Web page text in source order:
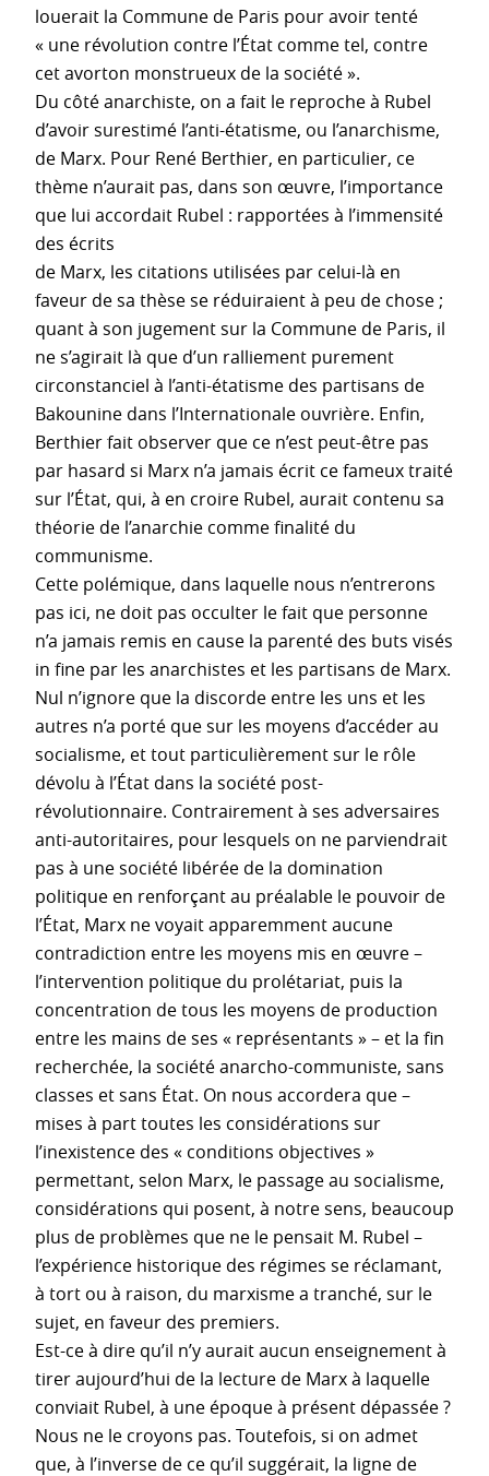
louerait la Commune de Paris pour avoir tenté
« une révolution contre l’État comme tel, contre
cet avorton monstrueux de la société ».
Du côté anarchiste, on a fait le reproche à Rubel
d’avoir surestimé l’anti-étatisme, ou l’anarchisme,
de Marx. Pour René Berthier, en particulier, ce
thème n’aurait pas, dans son œuvre, l’importance
que lui accordait Rubel : rapportées à l’immensité
des écrits
de Marx, les citations utilisées par celui-là en
faveur de sa thèse se réduiraient à peu de chose ;
quant à son jugement sur la Commune de Paris, il
ne s’agirait là que d’un ralliement purement
circonstanciel à l’anti-étatisme des partisans de
Bakounine dans l’Internationale ouvrière. Enfin,
Berthier fait observer que ce n’est peut-être pas
par hasard si Marx n’a jamais écrit ce fameux traité
sur l’État, qui, à en croire Rubel, aurait contenu sa
théorie de l’anarchie comme finalité du
communisme.
Cette polémique, dans laquelle nous n’entrerons
pas ici, ne doit pas occulter le fait que personne
n’a jamais remis en cause la parenté des buts visés
in fine par les anarchistes et les partisans de Marx.
Nul n’ignore que la discorde entre les uns et les
autres n’a porté que sur les moyens d’accéder au
socialisme, et tout particulièrement sur le rôle
dévolu à l’État dans la société post-
révolutionnaire. Contrairement à ses adversaires
anti-autoritaires, pour lesquels on ne parviendrait
pas à une société libérée de la domination
politique en renforçant au préalable le pouvoir de
l’État, Marx ne voyait apparemment aucune
contradiction entre les moyens mis en œuvre –
l’intervention politique du prolétariat, puis la
concentration de tous les moyens de production
entre les mains de ses « représentants » – et la fin
recherchée, la société anarcho-communiste, sans
classes et sans État. On nous accordera que –
mises à part toutes les considérations sur
l’inexistence des « conditions objectives »
permettant, selon Marx, le passage au socialisme,
considérations qui posent, à notre sens, beaucoup
plus de problèmes que ne le pensait M. Rubel –
l’expérience historique des régimes se réclamant,
à tort ou à raison, du marxisme a tranché, sur le
sujet, en faveur des premiers.
Est-ce à dire qu’il n’y aurait aucun enseignement à
tirer aujourd’hui de la lecture de Marx à laquelle
conviait Rubel, à une époque à présent dépassée ?
Nous ne le croyons pas. Toutefois, si on admet
que, à l’inverse de ce qu’il suggérait, la ligne de